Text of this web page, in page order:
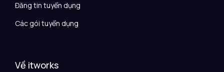
Đăng tin tuyển dụng
Các gói tuyển dụng
Về itworks